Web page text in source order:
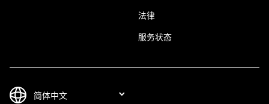
法律
服务状态